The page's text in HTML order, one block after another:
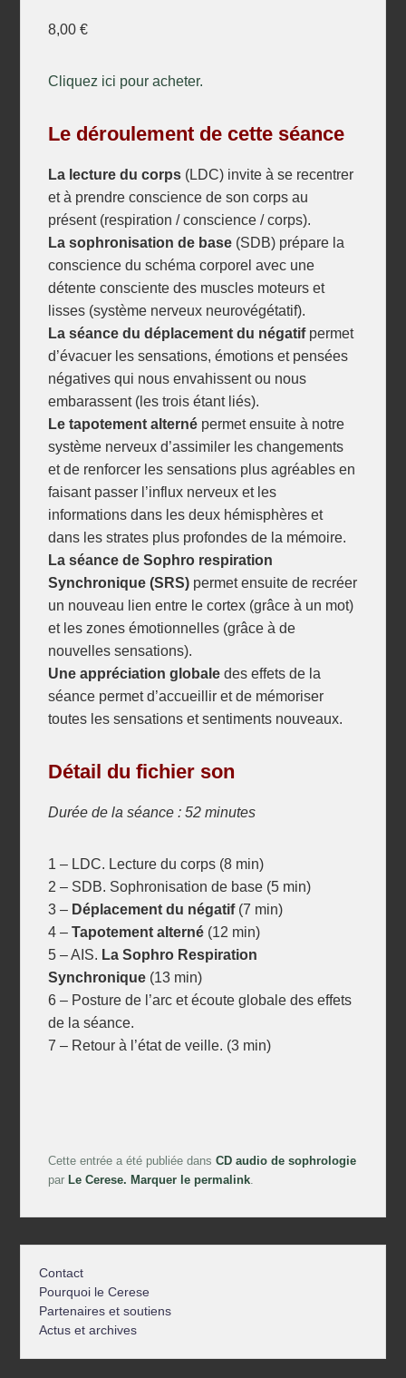
8,00 €
Cliquez ici pour acheter.
Le déroulement de cette séance
La lecture du corps (LDC) invite à se recentrer
et à prendre conscience de son corps au
présent (respiration / conscience / corps).
La sophronisation de base (SDB) prépare la
conscience du schéma corporel avec une
détente consciente des muscles moteurs et
lisses (système nerveux neurovégétatif).
La séance du déplacement du négatifpermet
d’évacuer les sensations, émotions et pensées
négatives qui nous envahissent ou nous
embarassent (les trois étant liés).
Le tapotement alterné permet ensuite à notre
système nerveux d’assimiler les changements
et de renforcer les sensations plus agréables en
faisant passer l’influx nerveux et les
informations dans les deux hémisphères et
dans les strates plus profondes de la mémoire.
La séance de Sophro respiration
Synchronique (SRS) permet ensuite de recréer
un nouveau lien entre le cortex (grâce à un mot)
et les zones émotionnelles (grâce à de
nouvelles sensations).
Une appréciation globale des effets de la
séance permet d’accueillir et de mémoriser
toutes les sensations et sentiments nouveaux.
Détail du fichier son
Durée de la séance : 52 minutes
1 – LDC. Lecture du corps (8 min)
2 – SDB. Sophronisation de base (5 min)
3 – Déplacement du négatif (7 min)
4 –Tapotement alterné (12 min)
5 – AIS. La Sophro Respiration
Synchronique (13 min)
6 – Posture de l’arc et écoute globale des effets
de la séance.
7 – Retour à l’état de veille. (3 min)
Cette entrée a été publiée dansCD audio de sophrologie
par Le Cerese. Marquer lepermalink.
Contact
Pourquoi le Cerese
Partenaires et soutiens
Actus et archives